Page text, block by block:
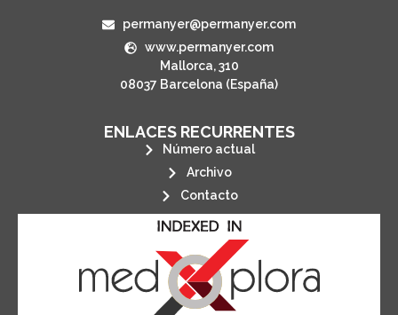
permanyer@permanyer.com
www.permanyer.com
Mallorca, 310
08037 Barcelona (España)
ENLACES RECURRENTES
Número actual
Archivo
Contacto